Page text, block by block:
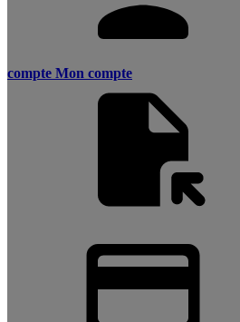
compte Mon compte